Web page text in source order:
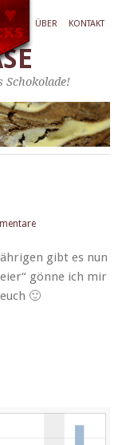
ÜBER KONTAKT
Schokolade!
gibt es nun
gönne ich mir
🙂